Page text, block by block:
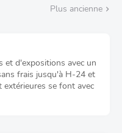
Plus ancienne
et d'expositions avec un
frais jusqu'à H-24 et
se font avec